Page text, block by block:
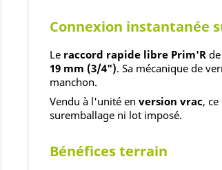
Connexion instantanée
Le raccord rapide libre Prim'R de
19 mm (3/4"). Sa mécanique de
manchon.
Vendu à l'unité en version vrac,
suremballage ni lot imposé.
Bénéfices terrain